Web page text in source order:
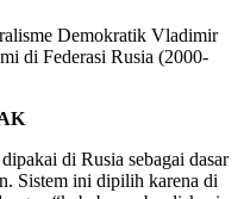
Demokratik Vladimir
di Federasi Rusia (2000-
di Rusia sebagai dasar
Sistem ini dipilih karena di